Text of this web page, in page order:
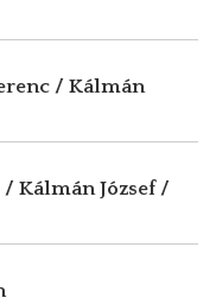
/ Kálmán
/ Kálmán József /